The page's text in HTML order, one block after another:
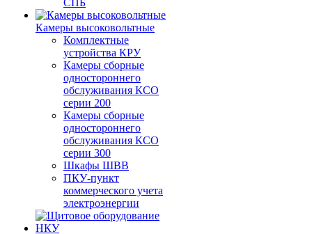
СПБ
Камеры высоковольтные
Комплектные
устройства КРУ
Камеры сборные
одностороннего
обслуживания КСО
серии 200
Камеры сборные
одностороннего
обслуживания КСО
серии 300
Шкафы ШВВ
ПКУ-пункт
коммерческого учета
электроэнергии